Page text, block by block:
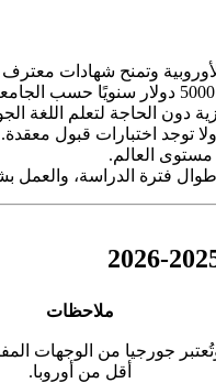
وتمنح شهادات
دون الحاجة لتعلم اللغة
توجد اختبارات قبول معقدة.
مستوى العالم.
فترة الدراسة، والعمل
ملاحظات
وتُعتبر جورجيا من الوجهات
أقل من أوروبا.